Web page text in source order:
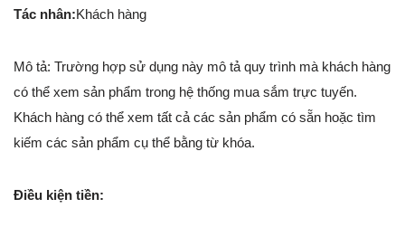
Tác nhân:Khách hàng
Mô tả: Trường hợp sử dụng này mô tả quy trình mà khách hàng
có thể xem sản phẩm trong hệ thống mua sắm trực tuyến.
Khách hàng có thể xem tất cả các sản phẩm có sẵn hoặc tìm
kiếm các sản phẩm cụ thể bằng từ khóa.
Điều kiện tiền: